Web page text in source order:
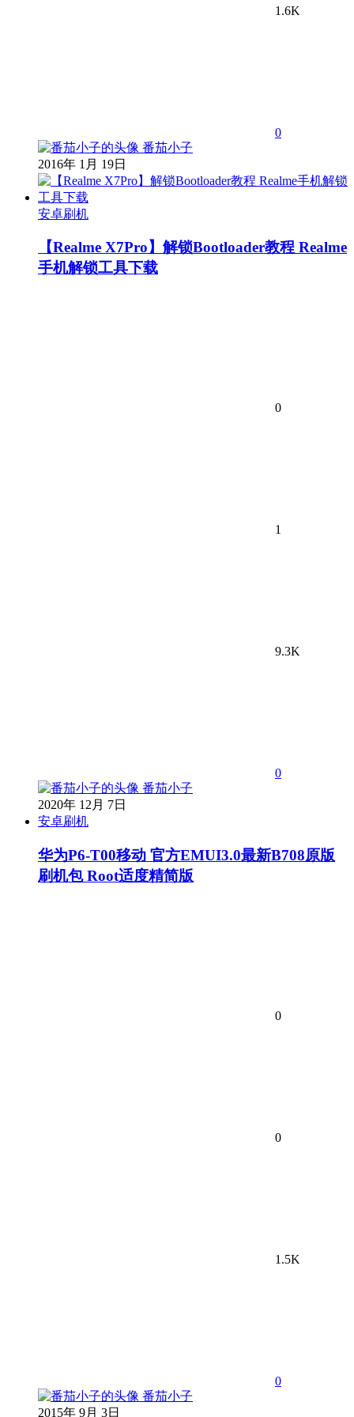
1.6K
0
番茄小子
2016年 1月 19日
安卓刷机
【Realme X7Pro】解锁Bootloader教程 Realme
手机解锁工具下载
0
1
9.3K
0
番茄小子
2020年 12月 7日
安卓刷机
华为P6-T00移动 官方EMUI3.0最新B708原版
刷机包 Root适度精简版
0
0
1.5K
0
番茄小子
2015年 9月 3日